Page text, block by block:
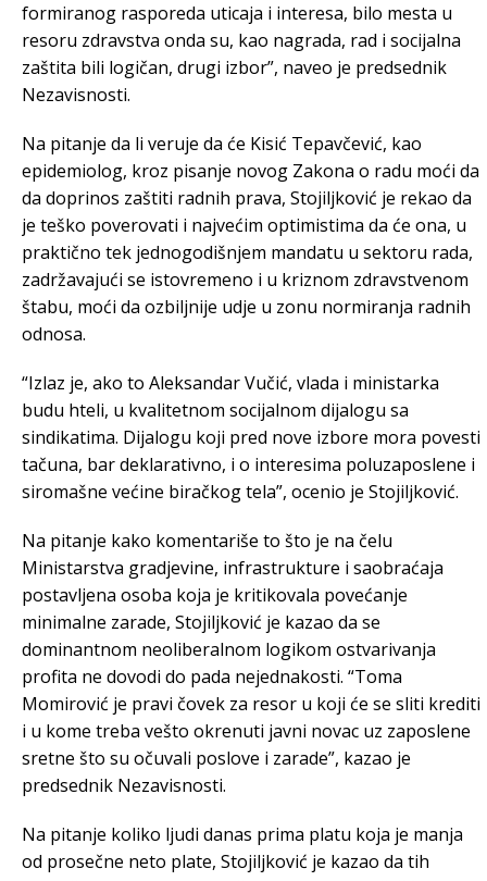
formiranog rasporeda uticaja i interesa, bilo mesta u
resoru zdravstva onda su, kao nagrada, rad i socijalna
zaštita bili logičan, drugi izbor”, naveo je predsednik
Nezavisnosti.
Na pitanje da li veruje da će Kisić Tepavčević, kao
epidemiolog, kroz pisanje novog Zakona o radu moći da
da doprinos zaštiti radnih prava, Stojiljković je rekao da
je teško poverovati i najvećim optimistima da će ona, u
praktično tek jednogodišnjem mandatu u sektoru rada,
zadržavajući se istovremeno i u kriznom zdravstvenom
štabu, moći da ozbiljnije udje u zonu normiranja radnih
odnosa.
“Izlaz je, ako to Aleksandar Vučić, vlada i ministarka
budu hteli, u kvalitetnom socijalnom dijalogu sa
sindikatima. Dijalogu koji pred nove izbore mora povesti
tačuna, bar deklarativno, i o interesima poluzaposlene i
siromašne većine biračkog tela”, ocenio je Stojiljković.
Na pitanje kako komentariše to što je na čelu
Ministarstva gradjevine, infrastrukture i saobraćaja
postavljena osoba koja je kritikovala povećanje
minimalne zarade, Stojiljković je kazao da se
dominantnom neoliberalnom logikom ostvarivanja
profita ne dovodi do pada nejednakosti. “Toma
Momirović je pravi čovek za resor u koji će se sliti krediti
i u kome treba vešto okrenuti javni novac uz zaposlene
sretne što su očuvali poslove i zarade”, kazao je
predsednik Nezavisnosti.
Na pitanje koliko ljudi danas prima platu koja je manja
od prosečne neto plate, Stojiljković je kazao da tih